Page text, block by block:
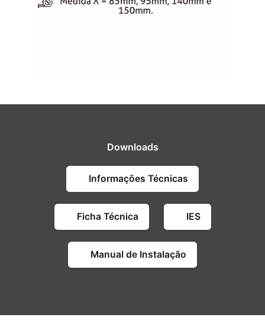
Downloads
Informações Técnicas
Ficha Técnica IES
Manual de Instalação